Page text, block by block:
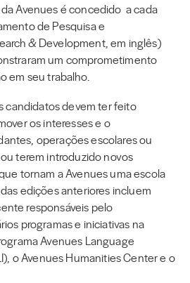
Avenues é concedido a cada
de Pesquisa e
& Development, em inglês)
um comprometimento
em seu trabalho.
candidatos devem ter feito
os interesses e o
operações escolares ou
terem introduzido novos
tornam a Avenues uma escola
edições anteriores incluem
responsáveis pelo
programas e iniciativas na
Avenues Language
o Avenues Humanities Center e o